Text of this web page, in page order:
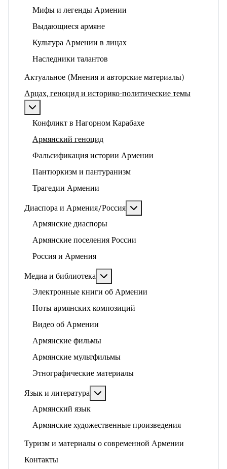
Мифы и легенды Армении
Выдающиеся армяне
Культура Армении в лицах
Наследники талантов
Актуальное (Мнения и авторские материалы)
Арцах, геноцид и историко-политические темы
Конфликт в Нагорном Карабахе
Армянский геноцид
Фальсификация истории Армении
Пантюркизм и пантуранизм
Трагедии Армении
Диаспора и Армения/Россия
Армянские диаспоры
Армянские поселения России
Россия и Армения
Медиа и библиотека
Электронные книги об Армении
Ноты армянских композиций
Видео об Армении
Армянские фильмы
Армянские мультфильмы
Этнографические материалы
Язык и литература
Армянский язык
Армянские художественные произведения
Туризм и материалы о современной Армении
Контакты